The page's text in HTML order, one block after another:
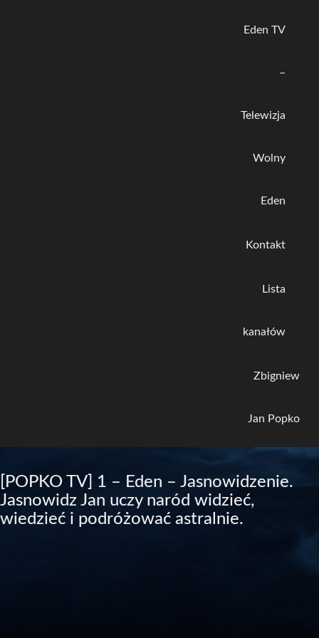
Eden TV
–
Telewizja
Wolny
Eden
Kontakt
Lista
kanałów
Zbigniew
Jan Popko
[POPKO TV] 1 – Eden – Jasnowidzenie.
Jasnowidz Jan uczy naród widzieć,
wiedzieć i podróżować astralnie.